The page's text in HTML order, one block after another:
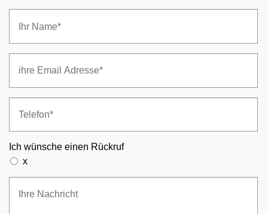
Ich wünsche einen Rückruf
x